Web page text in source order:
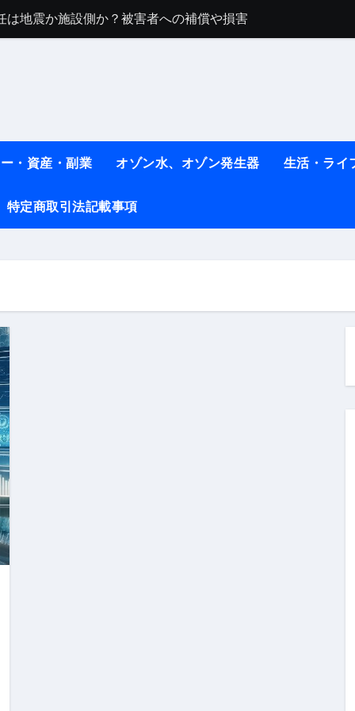
地震か施設側か？被害者への補償や損害賠償をわかりやす
コレ！ #医療ダイエット
#shots
本当に効果ある？ #エクササイズ
え方と実践方法を解説します【健康】
間・記憶・名言・人生哲学から読み解く生き方
定は危険？情報収集との関係と見分け方を解説
｜最新観測データと前兆現象を徹底解説【2026】
の関連性は？
」取り扱い開始＆リリース記念キャンペーン【ムームードメ
ン」がもらえる超お得アプリ
るのか？勘定科目・仕訳・申告書記載方法
れが日本が残念な国になった理由です。国民は●●をしな
を妄想シナリオ検証してみた！ズボラ株投資
】一覧※YouTubeブログSNS共通
確実に取り組むべき！ #shorts
っかからないための方法 #投資詐欺 #詐欺 #弁護士 #法律
・資産・副業 オゾン水、オゾン発生器 生活・ライ
特定商取引法記載事項